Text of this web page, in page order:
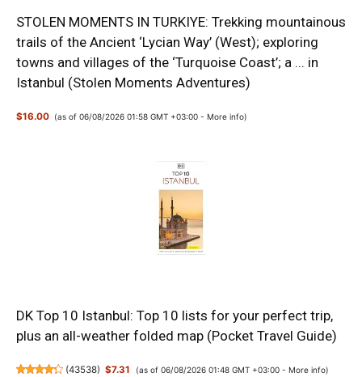
STOLEN MOMENTS IN TURKIYE: Trekking mountainous
trails of the Ancient ‘Lycian Way’ (West); exploring
towns and villages of the ‘Turquoise Coast’; a ... in
Istanbul (Stolen Moments Adventures)
$16.00 (as of 06/08/2026 01:58 GMT +03:00 -More info)
DK Top 10 Istanbul: Top 10 lists for your perfect trip,
plus an all-weather folded map (Pocket Travel Guide)
(43538) $7.31 (as of 06/08/2026 01:48 GMT +03:00 - More info)